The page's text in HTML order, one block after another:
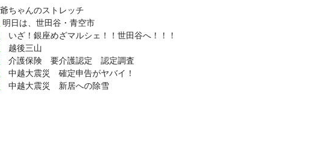
ちゃんのストレッチ
明日は、世田谷・青空市
いざ！銀座めざマルシェ！！世田谷へ！！！
越後三山
介護保険 要介護認定 認定調査
中越大震災 確定申告がヤバイ！
中越大震災 新居への除雪